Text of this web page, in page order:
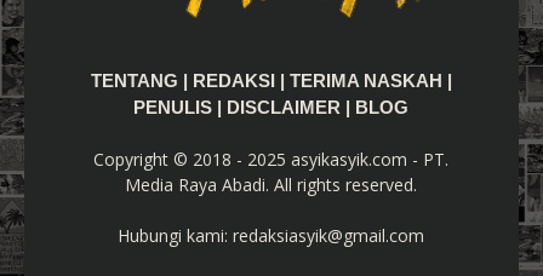
TENTANG REDAKSI TERIMA NASKAH
PENULIS
DISCLAIMER BLOG
Copyright © 2018 - 2025 asyikasyik.com - PT.
Media Raya Abadi. All rights reserved.
Hubungi kami:redaksiasyik@gmail.com